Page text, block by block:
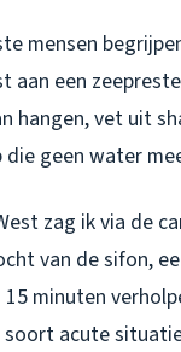
mensen
aan een
hangen, vet uit
die geen water
zag ik via de
van de sifon,
minuten
acute